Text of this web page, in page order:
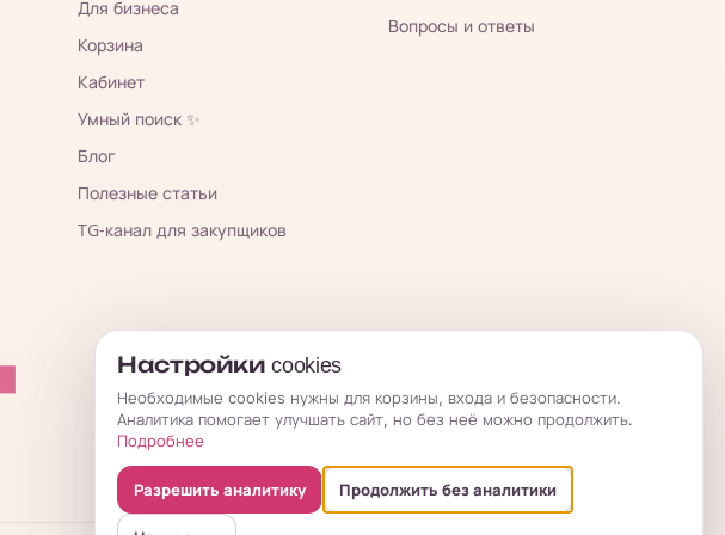
Для бизнеса
Корзина
Кабинет
Умный поиск ✨
Блог
Полезные статьи
TG-канал для закупщиков
Вопросы и ответы
Настройки cookies
Необходимые cookies нужны для корзины, входа и безопасности.
Аналитика помогает улучшать сайт, но без неё можно продолжить.
Подробнее
Разрешить аналитику Продолжить без аналитики